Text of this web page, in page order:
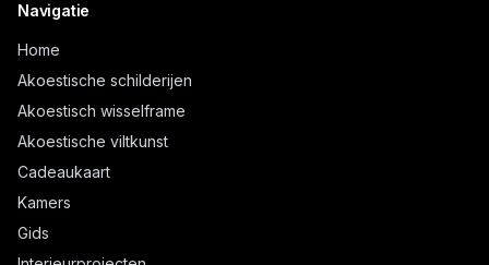
Navigatie
Home
Akoestische schilderijen
Akoestisch wisselframe
Akoestische viltkunst
Cadeaukaart
Kamers
Gids